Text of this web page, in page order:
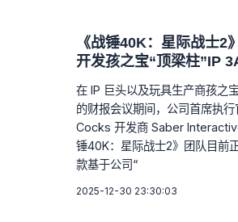
《战锤40K：星际战士2
开发孩之宝“顶梁柱”IP
在 IP 巨头以及玩具生产商孩之
的财报会议期间，公司首席执
Cocks 开发商 Saber
锤40K：星际战士2》团队目前
款基于公司“
2025-12-30 23:30:03